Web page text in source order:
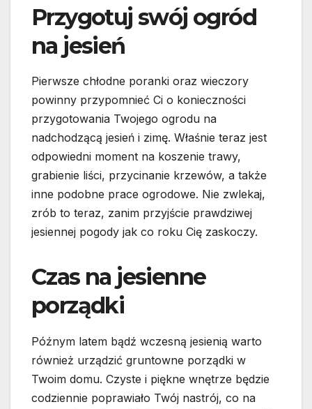
Przygotuj swój ogród
na jesień
Pierwsze chłodne poranki oraz wieczory
powinny przypomnieć Ci o konieczności
przygotowania Twojego ogrodu na
nadchodzącą jesień i zimę. Właśnie teraz jest
odpowiedni moment na koszenie trawy,
grabienie liści, przycinanie krzewów, a także
inne podobne prace ogrodowe. Nie zwlekaj,
zrób to teraz, zanim przyjście prawdziwej
jesiennej pogody jak co roku Cię zaskoczy.
Czas na jesienne
porządki
Późnym latem bądź wczesną jesienią warto
również urządzić gruntowne porządki w
Twoim domu. Czyste i piękne wnętrze będzie
codziennie poprawiało Twój nastrój, co na